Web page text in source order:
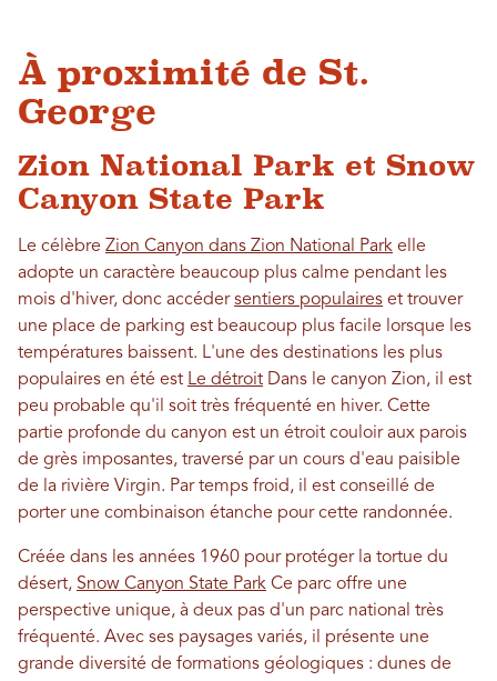
À proximité de St.
George
Zion National Park et Snow
Canyon State Park
Le célèbre Zion Canyon dans Zion National Park elle
adopte un caractère beaucoup plus calme pendant les
mois d'hiver, donc accédersentiers populaires et trouver
une place de parking est beaucoup plus facile lorsque les
températures baissent. L'une des destinations les plus
populaires en été est Le détroit Dans le canyon Zion, il est
peu probable qu'il soit très fréquenté en hiver. Cette
partie profonde du canyon est un étroit couloir aux parois
de grès imposantes, traversé par un cours d'eau paisible
de la rivière Virgin. Par temps froid, il est conseillé de
porter une combinaison étanche pour cette randonnée.
Créée dans les années 1960 pour protéger la tortue du
désert, Snow Canyon State Park Ce parc offre une
perspective unique, à deux pas d'un parc national très
fréquenté. Avec ses paysages variés, il présente une
grande diversité de formations géologiques : dunes de